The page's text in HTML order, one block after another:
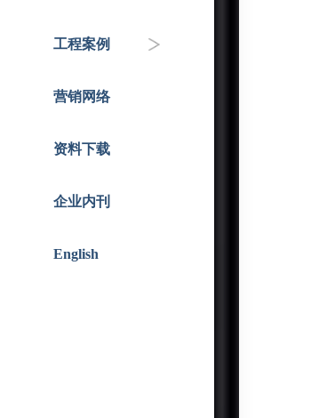
工程案例
营销网络
资料下载
企业内刊
English